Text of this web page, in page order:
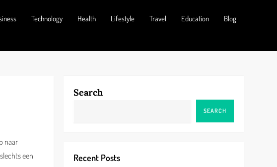
Technology Health Lifestyle Travel Education Blog
naar
een
Search
SEARCH
Recent Posts